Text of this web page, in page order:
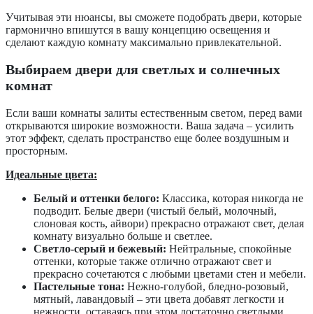
Учитывая эти нюансы, вы сможете подобрать двери, которые
гармонично впишутся в вашу концепцию освещения и
сделают каждую комнату максимально привлекательной.
Выбираем двери для светлых и солнечных
комнат
Если ваши комнаты залиты естественным светом, перед вами
открываются широкие возможности. Ваша задача – усилить
этот эффект, сделать пространство еще более воздушным и
просторным.
Идеальные цвета:
Белый и оттенки белого: Классика, которая никогда не
подводит. Белые двери (чистый белый, молочный,
слоновая кость, айвори) прекрасно отражают свет, делая
комнату визуально больше и светлее.
Светло-серый и бежевый: Нейтральные, спокойные
оттенки, которые также отлично отражают свет и
прекрасно сочетаются с любыми цветами стен и мебели.
Пастельные тона: Нежно-голубой, бледно-розовый,
мятный, лавандовый – эти цвета добавят легкости и
нежности, оставаясь при этом достаточно светлыми.